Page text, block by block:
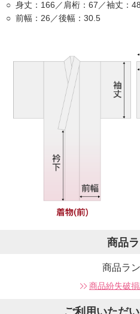
身丈：166／肩桁：67／袖丈：48
前幅：26／後幅：30.5
商品
商品ラ
商品紛失破